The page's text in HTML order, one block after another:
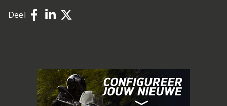
Deel